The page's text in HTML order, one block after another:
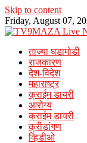
Skip to content
Friday, August 07,
ताज्या घडामोडी
राजकारण
देश-विदेश
महाराष्ट्र
क्राईम डायरी
आरोग्य
क्राईम डायरी
क्रीडांगण
व्हिडीओ